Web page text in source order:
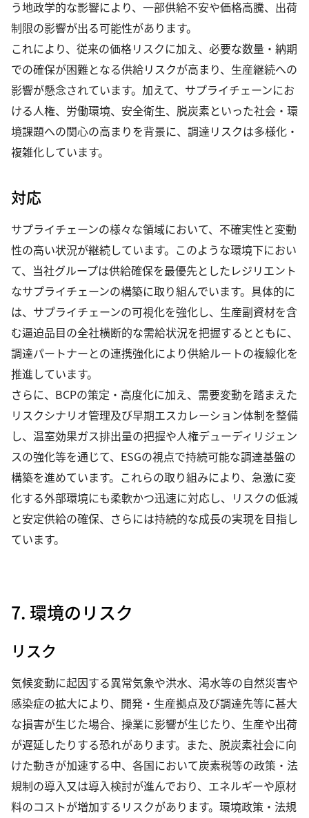
う地政学的な影響により、一部供給不安や価格高騰、出荷
制限の影響が出る可能性があります。
これにより、従来の価格リスクに加え、必要な数量・納期
での確保が困難となる供給リスクが高まり、生産継続への
影響が懸念されています。加えて、サプライチェーンにお
ける人権、労働環境、安全衛生、脱炭素といった社会・環
境課題への関心の高まりを背景に、調達リスクは多様化・
複雑化しています。
対応
サプライチェーンの様々な領域において、不確実性と変動
性の高い状況が継続しています。このような環境下におい
て、当社グループは供給確保を最優先としたレジリエント
なサプライチェーンの構築に取り組んでいます。具体的に
は、サプライチェーンの可視化を強化し、生産副資材を含
む逼迫品目の全社横断的な需給状況を把握するとともに、
調達パートナーとの連携強化により供給ルートの複線化を
推進しています。
さらに、BCPの策定・高度化に加え、需要変動を踏まえた
リスクシナリオ管理及び早期エスカレーション体制を整備
し、温室効果ガス排出量の把握や人権デューディリジェン
スの強化等を通じて、ESGの視点で持続可能な調達基盤の
構築を進めています。これらの取り組みにより、急激に変
化する外部環境にも柔軟かつ迅速に対応し、リスクの低減
と安定供給の確保、さらには持続的な成長の実現を目指し
ています。
7. 環境のリスク
リスク
気候変動に起因する異常気象や洪水、渇水等の自然災害や
感染症の拡大により、開発・生産拠点及び調達先等に甚大
な損害が生じた場合、操業に影響が生じたり、生産や出荷
が遅延したりする恐れがあります。また、脱炭素社会に向
けた動きが加速する中、各国において炭素税等の政策・法
規制の導入又は導入検討が進んでおり、エネルギーや原材
料のコストが増加するリスクがあります。環境政策・法規